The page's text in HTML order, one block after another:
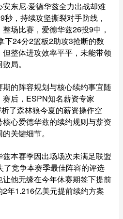
东尼·爱德华兹全力出战却难
，持续攻坚撕裂对手防线，
场比赛，爱德华兹26投9中，
下24分2篮板2助攻3抢断的数
整体进攻效率平平，未能带领
局。
的阵容规划与核心续约事宜随
后，ESPN知名薪资专家
了森林狼今夏的薪资操作空
心爱德华兹的续约规则与薪资
关键细节。
本赛季因出场场次未满足联盟
竞争本赛季最佳阵容的评选
他无缘在今年休赛期签下提前
年1.216亿美元提前续约方案